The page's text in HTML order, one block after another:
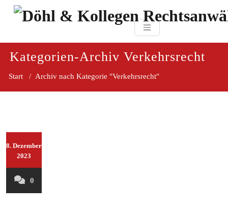
Zum
Döhl & Kollegen
Kategorien-Archiv Verkehrsrecht
Start / Archiv nach Kategorie "Verkehrsrecht"
8. Dezember
2023
0